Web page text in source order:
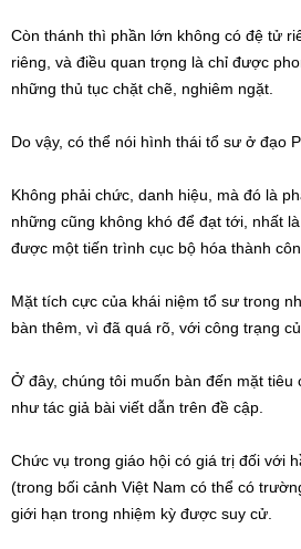
Còn thánh thì phần lớn không có đệ tử
riêng, và điều quan trọng là chỉ được
những thủ tục chặt chẽ, nghiêm ngặt.
Do vậy, có thể nói hình thái tổ sư ở đạo
Không phải chức, danh hiệu, mà đó là
những cũng không khó để đạt tới, nhất
được một tiến trình cục bộ hóa thành
Mặt tích cực của khái niệm tổ sư trong
bàn thêm, vì đã quá rõ, với công trạng
Ở đây, chúng tôi muốn bàn đến mặt tiêu
như tác giả bài viết dẫn trên đề cập.
Chức vụ trong giáo hội có giá trị đối với
(trong bối cảnh Việt Nam có thể có
giới hạn trong nhiệm kỳ được suy cử.